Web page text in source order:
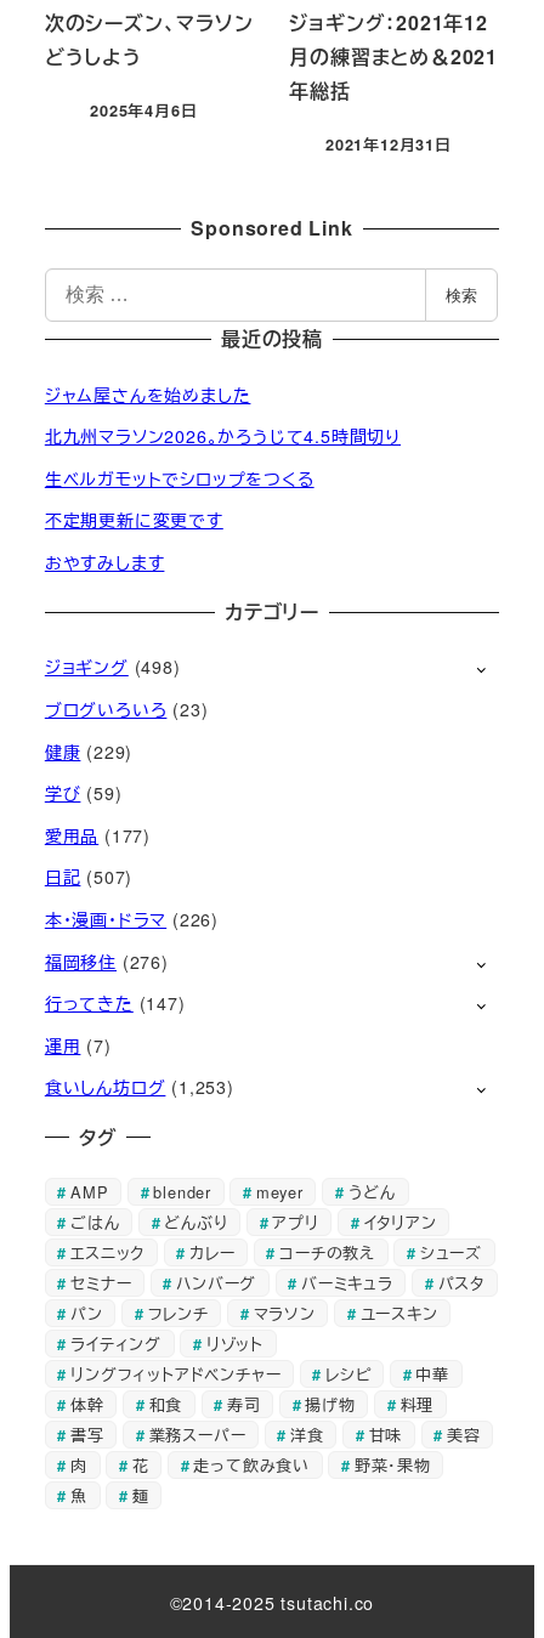
次のシーズン、マラソン
どうしよう
投稿日
2025年4月6日
ジョギング：2021年12
月の練習まとめ＆2021
年総括
投稿日
2021年12月31日
Sponsored Link
索
検索
最近の投稿
ジャム屋さんを始めました
北九州マラソン2026。かろうじて4.5時間切り
生ベルガモットでシロップをつくる
不定期更新に変更です
おやすみします
カテゴリー
ジョギング (498)
ブログいろいろ (23)
健康 (229)
学び (59)
愛用品 (177)
日記 (507)
本・漫画・ドラマ (226)
福岡移住 (276)
行ってきた (147)
運用 (7)
食いしん坊ログ (1,253)
タグ
AMP blender meyer
うどん
ごはん
どんぶり アプリ
イタリアン
エスニック
カレー コーチの教え
シューズ
セミナー
ハンバーグ バーミキュラ
パスタ
パン
フレンチ マラソン
ユースキン
ライティング
リゾット
リングフィットアドベンチャー
レシピ
中華
体幹
和食 寿司 揚げ物
料理
書写
業務スーパー 洋食 甘味
美容
肉
花 走って飲み食い
野菜・果物
魚
麺
©2014-2025 tsutachi.co